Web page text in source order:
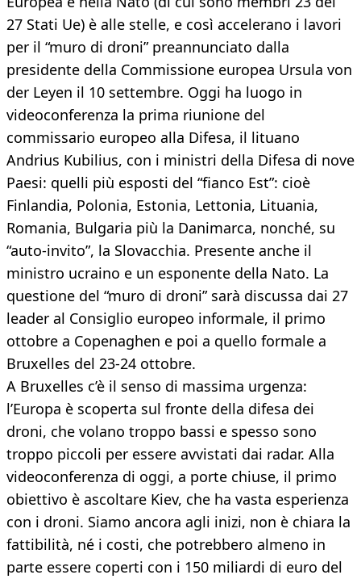
27 Stati Ue) è alle stelle, e così accelerano i lavori
per il “muro di droni” preannunciato dalla
presidente della Commissione europea Ursula von
der Leyen il 10 settembre. Oggi ha luogo in
videoconferenza la prima riunione del
commissario europeo alla Difesa, il lituano
Andrius Kubilius, con i ministri della Difesa di nove
Paesi: quelli più esposti del “fianco Est”: cioè
Finlandia, Polonia, Estonia, Lettonia, Lituania,
Romania, Bulgaria più la Danimarca, nonché, su
“auto-invito”, la Slovacchia. Presente anche il
ministro ucraino e un esponente della Nato. La
questione del “muro di droni” sarà discussa dai 27
leader al Consiglio europeo informale, il primo
ottobre a Copenaghen e poi a quello formale a
Bruxelles del 23-24 ottobre.
A Bruxelles c’è il senso di massima urgenza:
l’Europa è scoperta sul fronte della difesa dei
droni, che volano troppo bassi e spesso sono
troppo piccoli per essere avvistati dai radar. Alla
videoconferenza di oggi, a porte chiuse, il primo
obiettivo è ascoltare Kiev, che ha vasta esperienza
con i droni. Siamo ancora agli inizi, non è chiara la
fattibilità, né i costi, che potrebbero almeno in
parte essere coperti con i 150 miliardi di euro del